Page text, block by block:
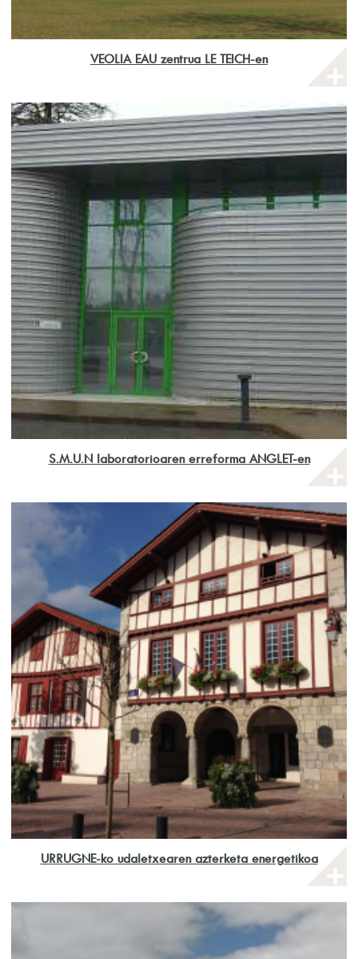
VEOLIA EAU zentrua LE TEICH-en
S.M.U.N laboratorioaren erreforma ANGLET-en
URRUGNE-ko udaletxearen azterketa energetikoa